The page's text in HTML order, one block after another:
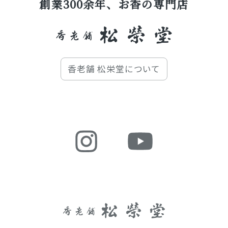
創業300余年、お香の専門店
香老舗 松栄堂について